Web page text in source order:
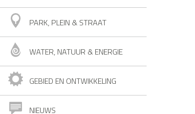
PARK, PLEIN & STRAAT
WATER, NATUUR & ENERGIE
GEBIED EN ONTWIKKELING
NIEUWS